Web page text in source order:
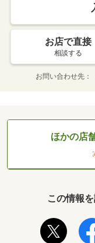
お店で直接
相談する
お問い合わせ先
ほかの店
この情報